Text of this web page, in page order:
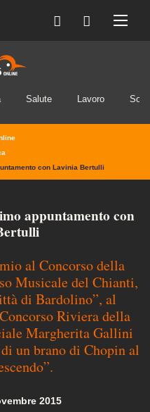
Salute Lavoro
con Lavinia Bertulli
appuntamento con
al Concorso della
Musicale del Chianti,
di Bardolino”, al
Riviera della
Margherita Gallini
un brano di Chopin al
2015